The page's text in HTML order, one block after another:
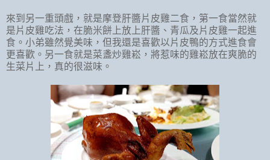
來到另一重頭戲，就是摩登肝醬片皮雞二食，第一食當然就
是片皮雞吃法，在脆米餅上放上肝醬、青瓜及片皮雞一起進
食。小弟雖然覺美味，但我還是喜歡以片皮鴨的方式進食會
更喜歡。另一食就是菜盞炒雞崧，將惹味的雞崧放在爽脆的
生菜片上，真的很滋味。